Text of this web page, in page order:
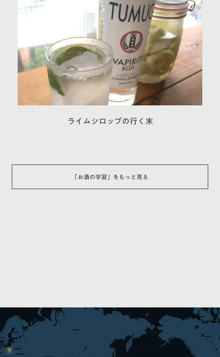
ライムシロップの行く末
「お酒の学習 」をもっと見る